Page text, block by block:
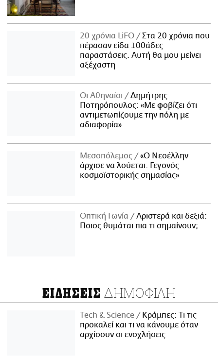
20 χρόνια LiFO
Στα 20 χρόνια που
πέρασαν είδα 100άδες
παραστάσεις. Αυτή θα μου μείνει
αξέχαστη
Οι Αθηναίοι
Δημήτρης
Ποτηρόπουλος: «Με φοβίζει ότι
αντιμετωπίζουμε την πόλη με
αδιαφορία»
Μεσοπόλεμος
«Ο Νεοέλλην
άρχισε να λούεται. Γεγονός
κοσμοϊστορικής σημασίας»
Οπτική Γωνία
Αριστερά και δεξιά:
Ποιος θυμάται πια τι σημαίνουν;
ΕΙΔΗΣΕΙΣ ΔΗΜΟΦΙΛΗ
Τech & Science
Κράμπες: Τι τις
προκαλεί και τι να κάνουμε όταν
αρχίσουν οι ενοχλήσεις